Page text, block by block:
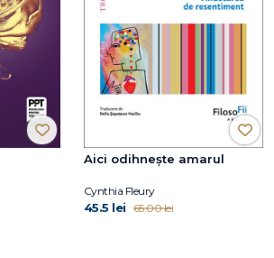
Aici odihnește amarul
Cynthia Fleury
45.5 lei 65.00 lei